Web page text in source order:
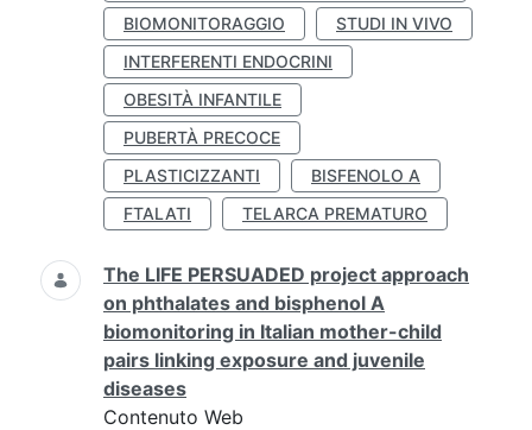
BIOMONITORAGGIO
STUDI IN VIVO
INTERFERENTI ENDOCRINI
OBESITÀ INFANTILE
PUBERTÀ PRECOCE
PLASTICIZZANTI
BISFENOLO A
FTALATI
TELARCA PREMATURO
The LIFE PERSUADED project approach
on phthalates and bisphenol A
biomonitoring in Italian mother-child
pairs linking exposure and juvenile
diseases
Contenuto Web